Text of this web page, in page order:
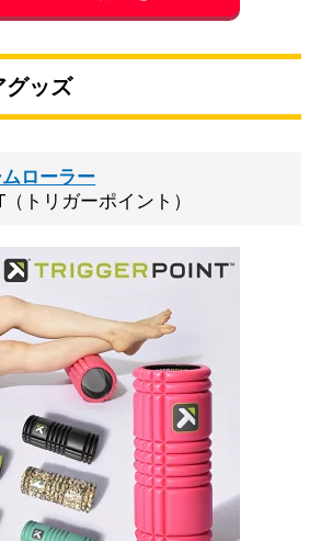
グッズ
ローラー
トリガーポイント）